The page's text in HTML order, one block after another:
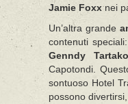
Jamie Foxxnei
Un’altra grande
contenuti
Genndy
Capotondi.
sontuoso Hotel
possono